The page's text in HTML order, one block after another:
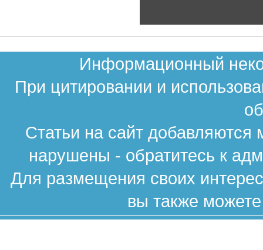
Информационный
При цитировании и
Статьи на сайт
нарушены - обратитесь к
Для размещения своих
вы также